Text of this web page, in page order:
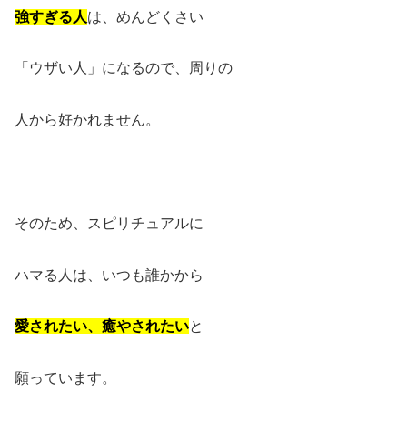
強すぎる人は、めんどくさい
「ウザい人」になるので、周りの
人から好かれません。
そのため、スピリチュアルに
ハマる人は、いつも誰かから
愛されたい、癒やされたいと
願っています。